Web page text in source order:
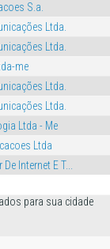
S.a.
Ltda.
Ltda.
me
Ltda.
Ltda.
Ltda - Me
Ltda
Internet E T...
para sua cidade